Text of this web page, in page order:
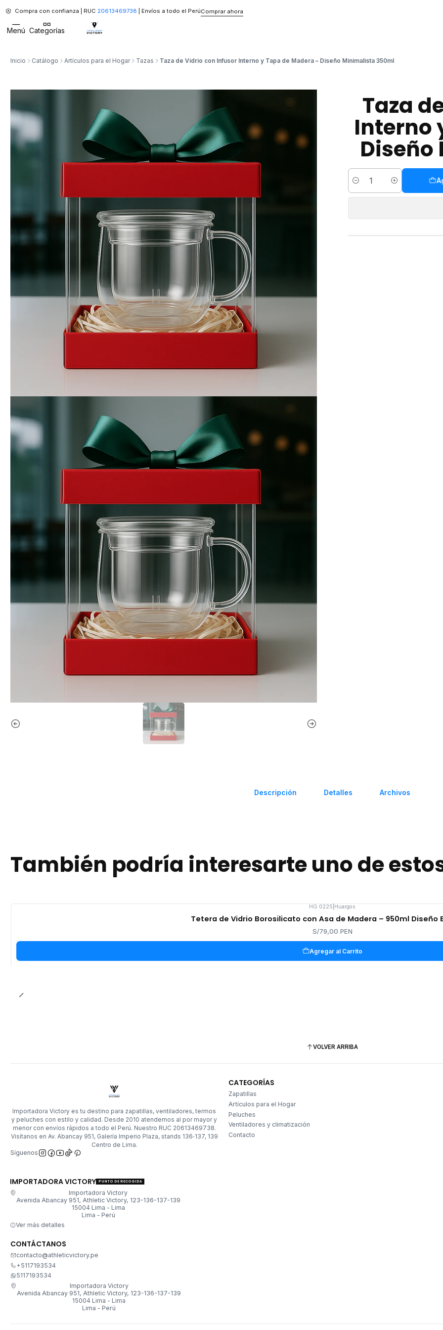
Menú Categorías
Compra con confianza | RUC 20613469738 | Envíos a todo el PerúComprar ahora
Inicio Catálogo Artículos para el Hogar Tazas Taza de Vidrio con Infusor Interno y Tapa de Madera – Diseño Minimalista 350ml
Taza
Interno
Cantidad
Descripción Detalles Archivos
También podría interesarte uno de
HG 0225 Huargos
Tetera de Vidrio Borosilicato con Asa de Madera – 950ml Diseño
S/79,00 PEN
Agregar al Carrito
VOLVER ARRIBA
Importadora Victory es tu destino para zapatillas, ventiladores, termos
y peluches con estilo y calidad. Desde 2010 atendemos al por mayor y
menor con envíos rápidos a todo el Perú. Nuestro RUC 20613469738.
Visítanos en Av. Abancay 951, Galería Imperio Plaza, stands 136‑137, 139
Centro de Lima.
Síguenos
CATEGORÍAS
Zapatillas
Artículos para el Hogar
Peluches
Ventiladores y climatización
Contacto
IMPORTADORA VICTORY PUNTO DE RECOGIDA
Importadora Victory
Avenida Abancay 951, Athletic Victory, 123-136-137-139
15004 Lima - Lima
Lima - Perú
Ver más detalles
CONTÁCTANOS
contacto@athleticvictory.pe
+5117193534
5117193534
Importadora Victory
Avenida Abancay 951, Athletic Victory, 123-136-137-139
15004 Lima - Lima
Lima - Perú